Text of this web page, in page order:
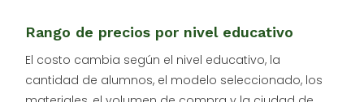
Rango de precios por nivel educativo
El costo cambia según el nivel educativo, la
cantidad de alumnos, el modelo seleccionado, los